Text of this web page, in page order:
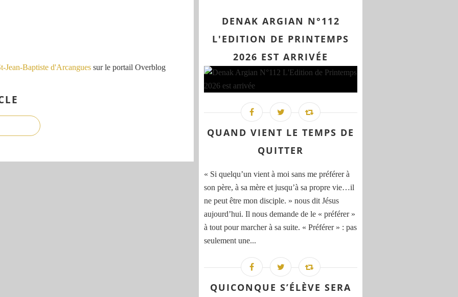
Jean-Baptiste d'Arcangues sur le portail Overblog
DENAK ARGIAN N°112
L'EDITION DE PRINTEMPS
2026 EST ARRIVÉE
QUAND VIENT LE TEMPS DE
QUITTER
« Si quelqu’un vient à moi sans me préférer à
son père, à sa mère et jusqu’à sa propre vie…il
ne peut être mon disciple. » nous dit Jésus
aujourd’hui. Il nous demande de le « préférer »
à tout pour marcher à sa suite. « Préférer » : pas
seulement une...
QUICONQUE S’ÉLÈVE SERA